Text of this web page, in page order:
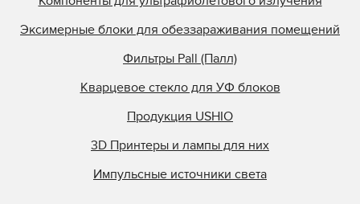
Эксимерные блоки для обеззараживания помещений
Фильтры Pall (Палл)
Кварцевое стекло для УФ блоков
Продукция USHIO
3D Принтеры и лампы для них
Импульсные источники света